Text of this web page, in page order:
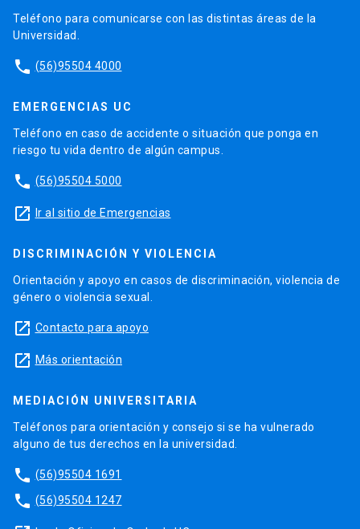
Teléfono para comunicarse con las distintas áreas de la
Universidad.
phone (56)95504 4000
EMERGENCIAS UC
Teléfono en caso de accidente o situación que ponga en
riesgo tu vida dentro de algún campus.
phone (56)95504 5000
launch Ir al sitio de Emergencias
DISCRIMINACIÓN Y VIOLENCIA
Orientación y apoyo en casos de discriminación, violencia de
género o violencia sexual.
launch Contacto para apoyo
launch Más orientación
MEDIACIÓN UNIVERSITARIA
Teléfonos para orientación y consejo si se ha vulnerado
alguno de tus derechos en la universidad.
phone (56)95504 1691
phone (56)95504 1247